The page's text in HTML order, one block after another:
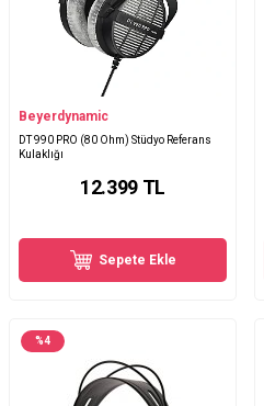
Beyerdynamic
DT 990 PRO (80 Ohm) Stüdyo Referans
Kulaklığı
12.399TL
Sepete Ekle
%4